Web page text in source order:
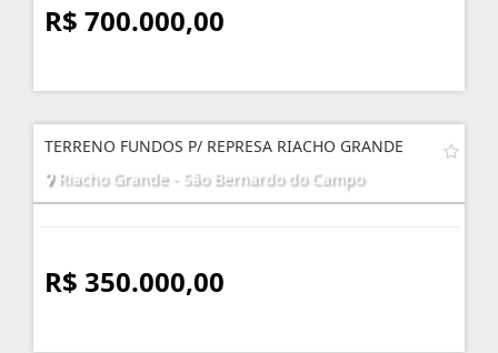
R$ 700.000,00
TERRENO FUNDOS P/ REPRESA RIACHO GRANDE
Riacho Grande - São Bernardo do Campo
R$ 350.000,00